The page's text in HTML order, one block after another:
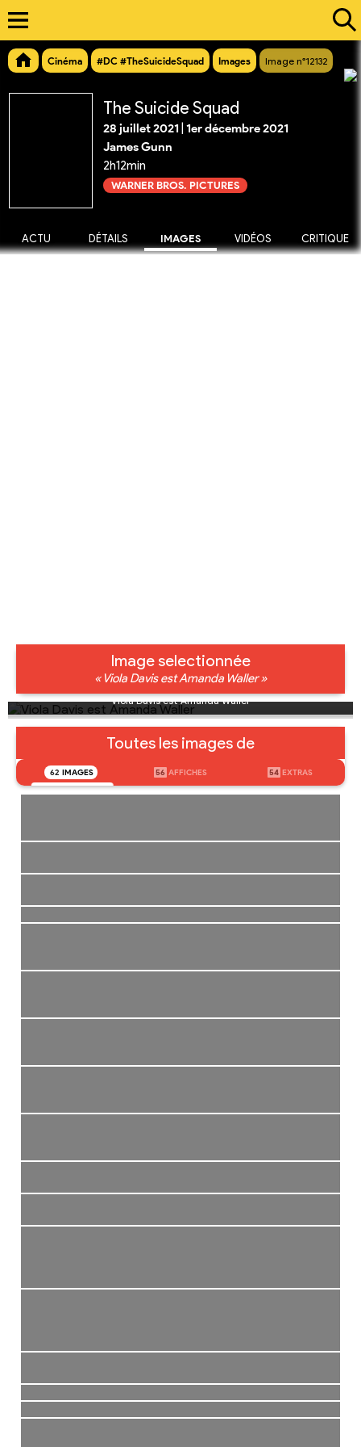
Cinéma #DC #TheSuicideSquad Images Image n°12132
The Suicide Squad
28 juillet 2021 1er décembre 2021
James Gunn
2h12min
WARNER BROS. PICTURES
ACTU DÉTAILS IMAGES VIDÉOS CRITIQUE
Image selectionnée
« Viola Davis est Amanda Waller »
Viola Davis est Amanda Waller
Toutes les images de
62 IMAGES 56 AFFICHES 54 EXTRAS